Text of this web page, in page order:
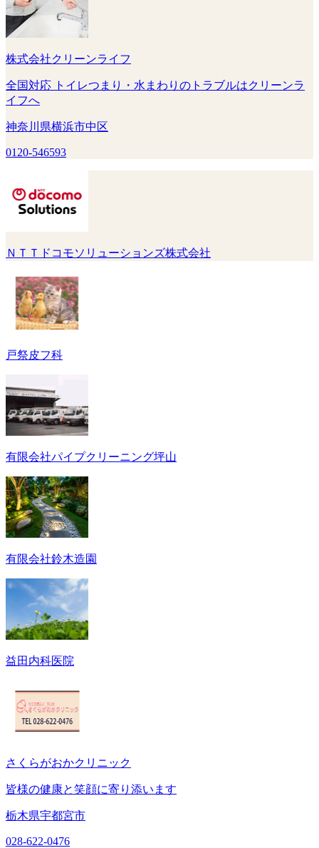
株式会社クリーンライフ
全国対応 トイレつまり・水まわりのトラブルはクリーンラ
イフへ
神奈川県横浜市中区
0120-546593
ＮＴＴドコモソリューションズ株式会社
戸祭皮フ科
有限会社パイプクリーニング坪山
有限会社鈴木造園
益田内科医院
さくらがおかクリニック
皆様の健康と笑顔に寄り添います
栃木県宇都宮市
028-622-0476